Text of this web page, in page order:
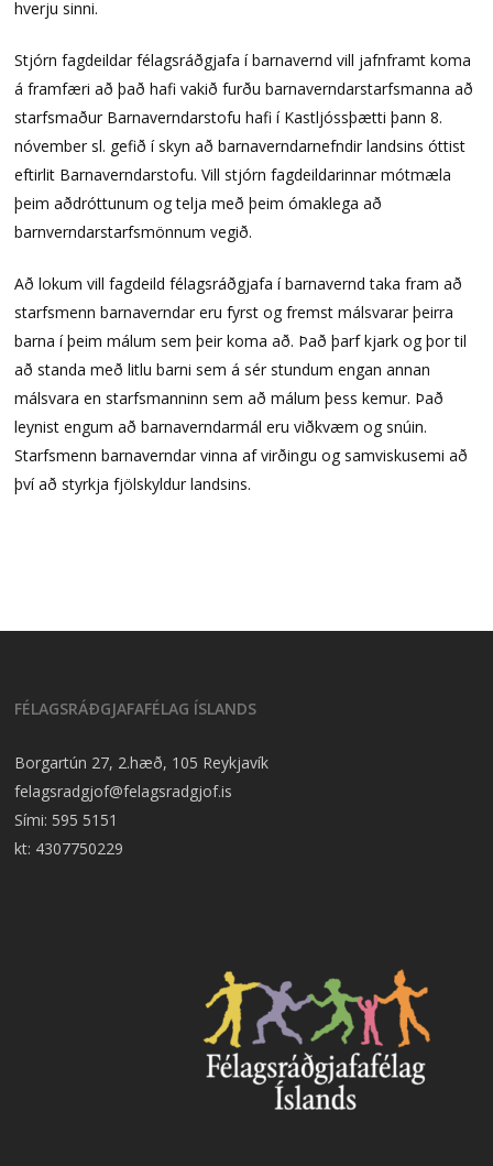
hverju sinni.
Stjórn fagdeildar félagsráðgjafa í barnavernd vill jafnframt koma
á framfæri að það hafi vakið furðu barnaverndarstarfsmanna að
starfsmaður Barnaverndarstofu hafi í Kastljóssþætti þann 8.
nóvember sl. gefið í skyn að barnaverndarnefndir landsins óttist
eftirlit Barnaverndarstofu. Vill stjórn fagdeildarinnar mótmæla
þeim aðdróttunum og telja með þeim ómaklega að
barnverndarstarfsmönnum vegið.
Að lokum vill fagdeild félagsráðgjafa í barnavernd taka fram að
starfsmenn barnaverndar eru fyrst og fremst málsvarar þeirra
barna í þeim málum sem þeir koma að. Það þarf kjark og þor til
að standa með litlu barni sem á sér stundum engan annan
málsvara en starfsmanninn sem að málum þess kemur. Það
leynist engum að barnaverndarmál eru viðkvæm og snúin.
Starfsmenn barnaverndar vinna af virðingu og samviskusemi að
því að styrkja fjölskyldur landsins.
FÉLAGSRÁÐGJAFAFÉLAG ÍSLANDS
Borgartún 27, 2.hæð, 105 Reykjavík
felagsradgjof@felagsradgjof.is
Sími: 595 5151
kt: 4307750229